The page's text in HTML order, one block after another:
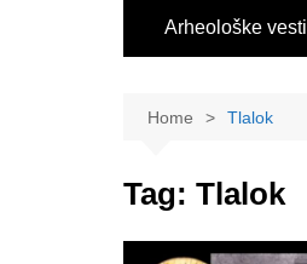
Arheološke vesti
Home Tlalok
Tag: Tlalok